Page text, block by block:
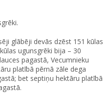
glābēji devās dzēst 151 kūlas
ugunsgrēki bija – 30
pagastā, Vecumnieku
platībā pērnā zāle dega
bet septiņu hektāru platībā